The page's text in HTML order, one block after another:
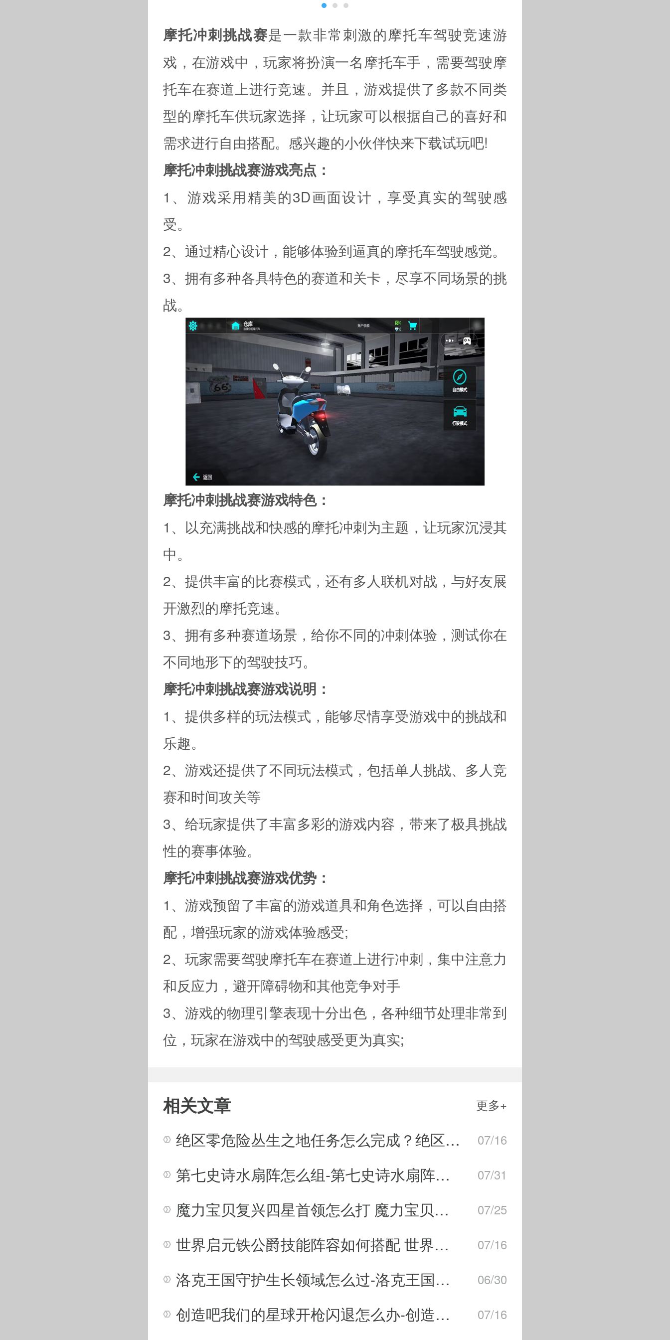
摩托冲刺挑战赛是一款非常刺激的摩托车驾驶竞速游
戏，在游戏中，玩家将扮演一名摩托车手，需要驾驶摩
托车在赛道上进行竞速。并且，游戏提供了多款不同类
型的摩托车供玩家选择，让玩家可以根据自己的喜好和
需求进行自由搭配。感兴趣的小伙伴快来下载试玩吧!
摩托冲刺挑战赛游戏亮点：
1、游戏采用精美的3D画面设计，享受真实的驾驶感
受。
2、通过精心设计，能够体验到逼真的摩托车驾驶感觉。
3、拥有多种各具特色的赛道和关卡，尽享不同场景的挑
战。
摩托冲刺挑战赛游戏特色：
1、以充满挑战和快感的摩托冲刺为主题，让玩家沉浸其
中。
2、提供丰富的比赛模式，还有多人联机对战，与好友展
开激烈的摩托竞速。
3、拥有多种赛道场景，给你不同的冲刺体验，测试你在
不同地形下的驾驶技巧。
摩托冲刺挑战赛游戏说明：
1、提供多样的玩法模式，能够尽情享受游戏中的挑战和
乐趣。
2、游戏还提供了不同玩法模式，包括单人挑战、多人竞
赛和时间攻关等
3、给玩家提供了丰富多彩的游戏内容，带来了极具挑战
性的赛事体验。
摩托冲刺挑战赛游戏优势：
1、游戏预留了丰富的游戏道具和角色选择，可以自由搭
配，增强玩家的游戏体验感受;
2、玩家需要驾驶摩托车在赛道上进行冲刺，集中注意力
和反应力，避开障碍物和其他竞争对手
3、游戏的物理引擎表现十分出色，各种细节处理非常到
位，玩家在游戏中的驾驶感受更为真实;
相关文章 更多+
绝区零危险丛生之地任务怎么完成？绝区零危险丛生之地任务完成攻略 07/16
第七史诗水扇阵怎么组-第七史诗水扇阵容搭配 07/31
魔力宝贝复兴四星首领怎么打 魔力宝贝复兴四星首领打法合集 07/25
世界启元铁公爵技能阵容如何搭配 世界启元铁公爵技能阵容搭配合集 07/16
洛克王国守护生长领域怎么过-洛克王国守护生长领域通关攻略 06/30
创造吧我们的星球开枪闪退怎么办-创造吧我们的星球开枪闪退合集 07/16